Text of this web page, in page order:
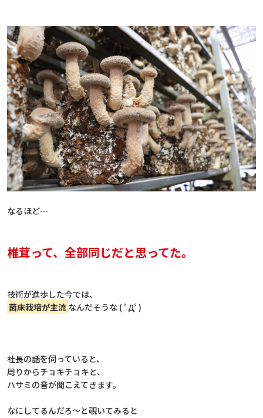
なるほど…
椎茸って、全部同じだと思ってた。
技術が進歩した今では、
菌床栽培が主流 なんだそうな ( ﾟДﾟ)
社長の話を伺っていると、
周りからチョキチョキと、
ハサミの音が聞こえてきます。
なにしてるんだろ～と覗いてみると